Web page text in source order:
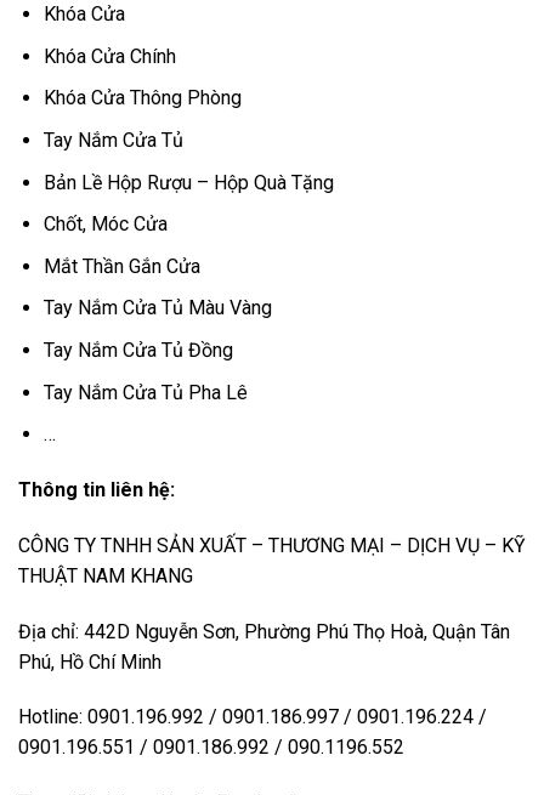
Khóa Cửa
Khóa Cửa Chính
Khóa Cửa Thông Phòng
Tay Nắm Cửa Tủ
Bản Lề Hộp Rượu – Hộp Quà Tặng
Chốt, Móc Cửa
Mắt Thần Gắn Cửa
Tay Nắm Cửa Tủ Màu Vàng
Tay Nắm Cửa Tủ Đồng
Tay Nắm Cửa Tủ Pha Lê
…
Thông tin liên hệ:
CÔNG TY TNHH SẢN XUẤT – THƯƠNG MẠI – DỊCH VỤ – KỸ
THUẬT NAM KHANG
Địa chỉ: 442D Nguyễn Sơn, Phường Phú Thọ Hoà, Quận Tân
Phú, Hồ Chí Minh
Hotline: 0901.196.992 / 0901.186.997 / 0901.196.224 /
0901.196.551 / 0901.186.992 / 090.1196.552